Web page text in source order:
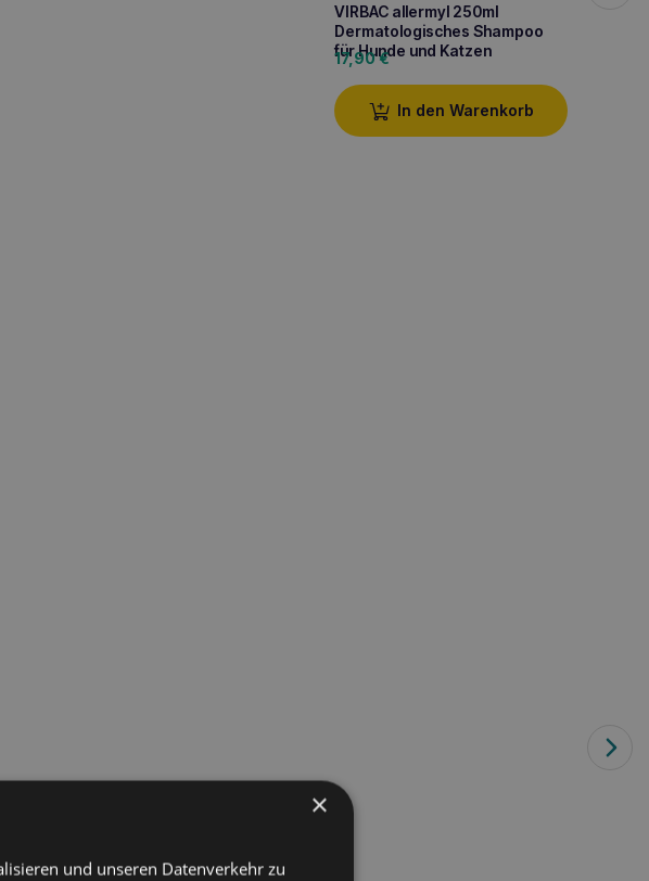
VIRBAC allermyl 250ml
Dermatologisches Shampoo
für Hunde und Katzen
17,90€
In den Warenkorb
×
und unseren Datenverkehr zu